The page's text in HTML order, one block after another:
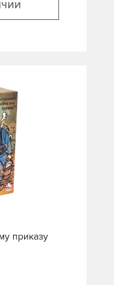
приказу